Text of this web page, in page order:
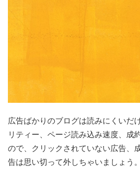
広告ばかりのブログは読みにくいだ
リティー、ページ読み込み速度、成
ので、クリックされていない広告、
告は思い切って外しちゃいましょう。